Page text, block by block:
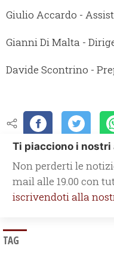
Giulio Accardo -
Gianni Di Malta -
Davide Scontrino -
Ti piacciono i nostri
Non perderti le
mail alle 19.00 con
iscrivendoti alla
TAG